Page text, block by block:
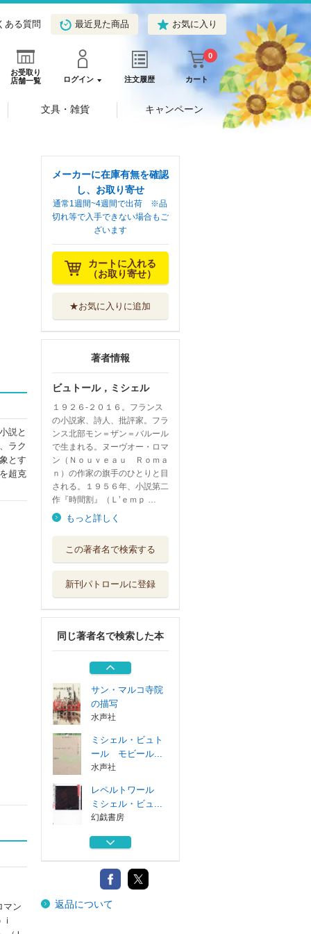
ある質問 最近見た商品 お気に入り
お受取り
店舗一覧
ログイン 注文履歴 カート
0
文具・雑貨 キャンペーン
説と
ラク
とす
超克
マン
ｉ
メーカーに在庫有無を確認
し、お取り寄せ
通常1週間~4週間で出荷 ※品
切れ等で入手できない場合もご
ざいます
カートに入れる
（お取り寄せ）
★お気に入りに追加
著者情報
ビュトール，ミシェル
１９２６‐２０１６。フランス
の小説家、詩人、批評家。フラ
ンス北部モン＝ザン＝バルール
で生まれる。ヌーヴオー・ロマ
ン（Ｎｏｕｖｅａｕ Ｒｏｍａ
ｎ）の作家の旗手のひとりと目
される。１９５６年、小説第二
作『時間割』（Ｌ’ｅｍｐ …
もっと詳しく
この著者名で検索する
新刊パトロールに登録
同じ著者名で検索した本
ミシェル・ビュ...
ジュール・ヴェル
インスクリプト
レペルトワール
ミシェル・ビュ...
幻戯書房
サン・マルコ寺院
の描写
水声社
ミシェル・ビュト
ール モビール...
水声社
レペルトワール
ミシェル・ビュ...
幻戯書房
ジュール・ヴェル
インスクリプト
レペルトワール
ミシェル・ビュ...
返品について